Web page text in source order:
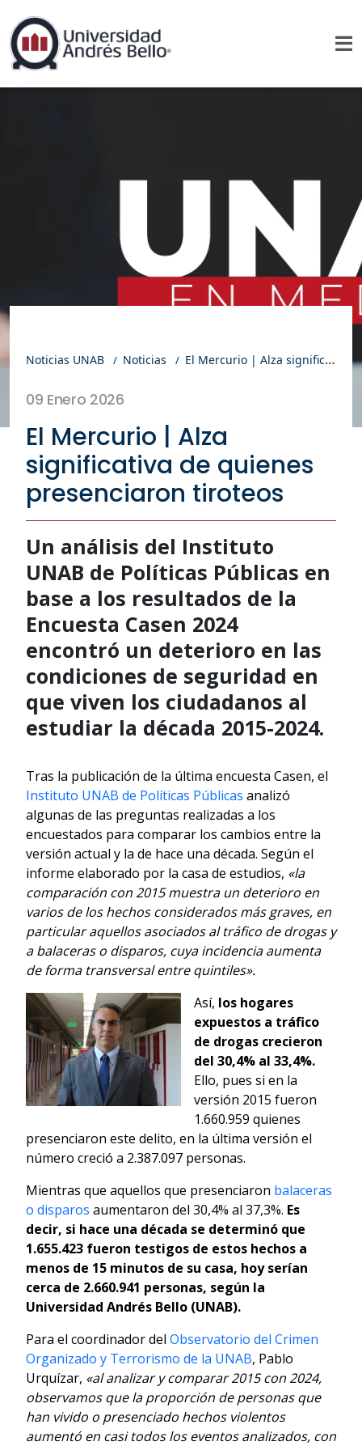
Noticias UNAB Noticias El Mercurio | Alza significativa de quienes presenciaron tiroteos
09 Enero 2026
El Mercurio | Alza
significativa de quienes
presenciaron tiroteos
Un análisis del Instituto
UNAB de Políticas Públicas en
base a los resultados de la
Encuesta Casen 2024
encontró un deterioro en las
condiciones de seguridad en
que viven los ciudadanos al
estudiar la década 2015-2024.
Tras la publicación de la última encuesta Casen, el
Instituto UNAB de Políticas Públicas analizó
algunas de las preguntas realizadas a los
encuestados para comparar los cambios entre la
versión actual y la de hace una década. Según el
informe elaborado por la casa de estudios, «la
comparación con 2015 muestra un deterioro en
varios de los hechos considerados más graves, en
particular aquellos asociados al tráfico de drogas y
a balaceras o disparos, cuya incidencia aumenta
de forma transversal entre quintiles».
Así, los hogares
expuestos a tráfico
de drogas crecieron
del 30,4% al 33,4%.
Ello, pues si en la
versión 2015 fueron
1.660.959 quienes
presenciaron este delito, en la última versión el
número creció a 2.387.097 personas.
Mientras que aquellos que presenciaron balaceras
o disparos aumentaron del 30,4% al 37,3%. Es
decir, si hace una década se determinó que
1.655.423 fueron testigos de estos hechos a
menos de 15 minutos de su casa, hoy serían
cerca de 2.660.941 personas, según la
Universidad Andrés Bello (UNAB).
Para el coordinador del Observatorio del Crimen
Organizado y Terrorismo de la UNAB, Pablo
Urquízar, «al analizar y comparar 2015 con 2024,
observamos que la proporción de personas que
han vivido o presenciado hechos violentos
aumentó en casi todos los eventos analizados, con